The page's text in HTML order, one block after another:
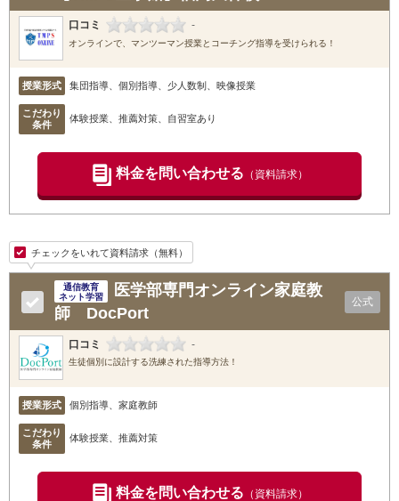
口コミ -
オンラインで、マンツーマン授業とコーチング指導を受けられる！
授業形式 集団指導、個別指導、少人数制、映像授業
こだわり
条件
体験授業、推薦対策、自習室あり
料金を問い合わせる （資料請求）
チェックをいれて資料請求（無料）
通信教育
ネット学習
医学部専門オンライン家庭教
師 DocPort
公式
口コミ -
生徒個別に設計する洗練された指導方法！
授業形式 個別指導、家庭教師
こだわり
条件
体験授業、推薦対策
料金を問い合わせる （資料請求）